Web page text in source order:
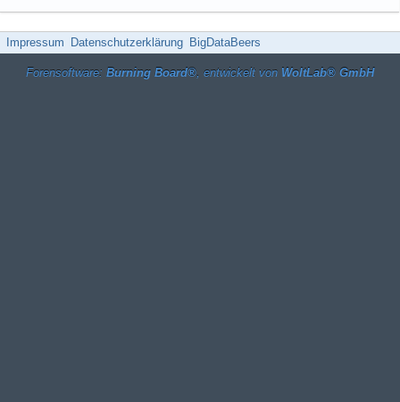
Impressum Datenschutzerklärung BigDataBeers
Forensoftware: Burning Board®, entwickelt von WoltLab® GmbH